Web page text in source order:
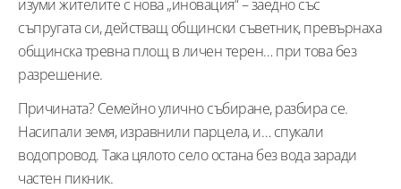
изуми жителите с нова „иновация“ – заедно със
съпругата си, действащ общински съветник, превърнаха
общинска тревна площ в личен терен… при това без
разрешение.
Причината? Семейно улично събиране, разбира се.
Насипали земя, изравнили парцела, и… спукали
водопровод. Така цялото село остана без вода заради
частен пикник.